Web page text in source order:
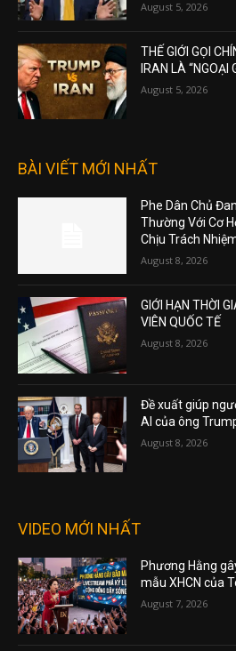
August 5, 2026
THẾ GIỚI GỌI
IRAN LÀ “NGOẠI
August 5, 2026
BÀI VIẾT MỚI NHẤT
Phe Dân Chủ
Thường Với Cơ
Chịu Trách
August 8, 2026
GIỚI HẠN THỜI
VIÊN QUỐC TẾ
August 8, 2026
Đề xuất giúp
AI của ông
August 8, 2026
VIDEO MỚI NHẤT
Phương Hằng
mẫu XHCN của
August 7, 2026